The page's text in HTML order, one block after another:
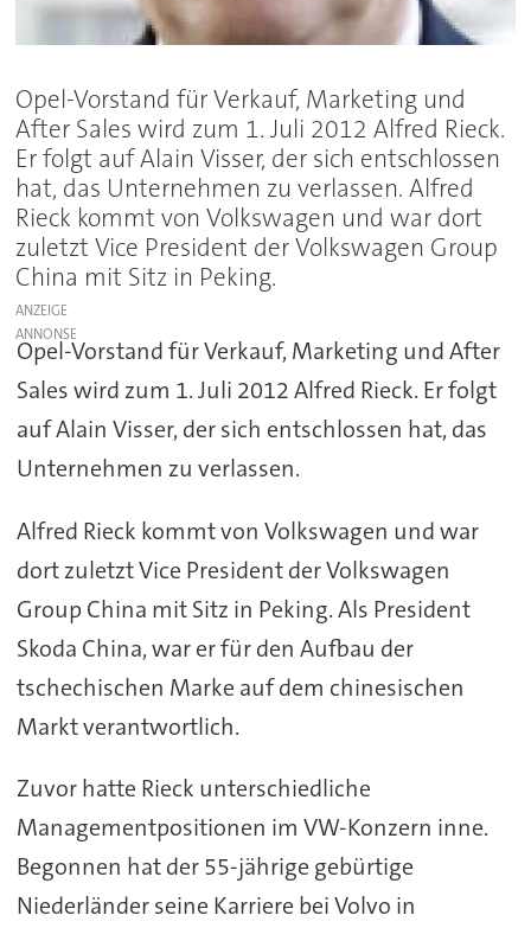
Opel-Vorstand für Verkauf, Marketing und
After Sales wird zum 1. Juli 2012 Alfred Rieck.
Er folgt auf Alain Visser, der sich entschlossen
hat, das Unternehmen zu verlassen. Alfred
Rieck kommt von Volkswagen und war dort
zuletzt Vice President der Volkswagen Group
China mit Sitz in Peking.
ANZEIGE
Opel-Vorstand für Verkauf, Marketing und After
Sales wird zum 1. Juli 2012 Alfred Rieck. Er folgt
auf Alain Visser, der sich entschlossen hat, das
Unternehmen zu verlassen.
Alfred Rieck kommt von Volkswagen und war
dort zuletzt Vice President der Volkswagen
Group China mit Sitz in Peking. Als President
Skoda China, war er für den Aufbau der
tschechischen Marke auf dem chinesischen
Markt verantwortlich.
Zuvor hatte Rieck unterschiedliche
Managementpositionen im VW-Konzern inne.
Begonnen hat der 55-jährige gebürtige
Niederländer seine Karriere bei Volvo in